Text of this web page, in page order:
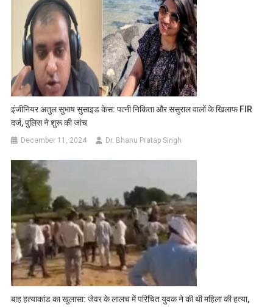
इंजीनियर अतुल सुभाष सुसाइड केस: पत्नी निकिता और ससुराल वालों के खिलाफ FIR
दर्ज, पुलिस ने शुरू की जांच
December 11, 2024 Dr. Bhanu Pratap Singh
बाह हत्याकांड का खुलासा: जेवर के लालच में परिचित युवक ने की थी महिला की हत्या,